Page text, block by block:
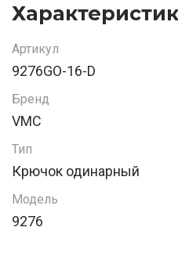
Артикул
9276GO-16-D
Бренд
VMC
Тип
Крючок одинарный
Модель
9276